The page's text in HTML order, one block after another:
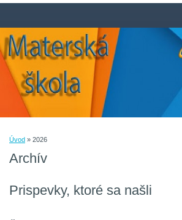
Úvod » 2026
Archív
Prispevky, ktoré sa našli